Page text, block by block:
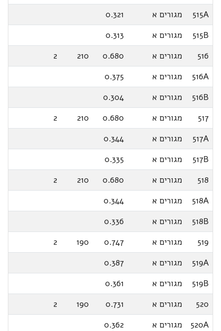
515A
מגורים א
0.321
515B
מגורים א
0.313
516
מגורים א 0.680
210
2
516A
מגורים א
0.375
516B
מגורים א
0.304
517
מגורים א 0.680
210
2
517A
מגורים א
0.344
517B
מגורים א
0.335
518
מגורים א 0.680
210
2
518A
מגורים א
0.344
518B
מגורים א
0.336
519
מגורים א 0.747
190
2
519A
מגורים א
0.387
519B
מגורים א
0.361
520
מגורים א 0.731
190
2
520A
מגורים א
0.362